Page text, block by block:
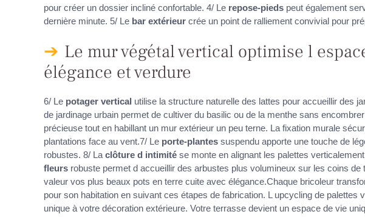
pour créer un dossier incliné confortable. 4/ Le repose-pieds peut également
dernière minute. 5/ Le bar extérieur crée un point de ralliement convivial pour
Le mur végétal vertical optimise l
élégance et verdure
6/ Le potager vertical utilise la structure naturelle des lattes pour accueillir des
de jardinage urbain permet de cultiver du basilic ou de la menthe sans
précieuse tout en habillant un mur extérieur un peu terne. La fixation murale
plantations face au vent.7/ Le porte-plantes suspendu apporte une touche de
robustes. 8/ La clôture d intimité se monte en alignant les palettes
fleurs robuste permet d accueillir des arbustes plus volumineux sur les coins de
valeur vos plus beaux pots en terre cuite avec élégance.Chaque bricoleur
pour son habitation en suivant ces étapes de fabrication. L upcycling de palettes
unique à votre décoration extérieure. Votre terrasse devient un espace de vie